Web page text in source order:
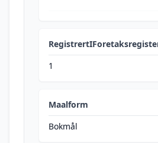
1
Maalform
Bokmål